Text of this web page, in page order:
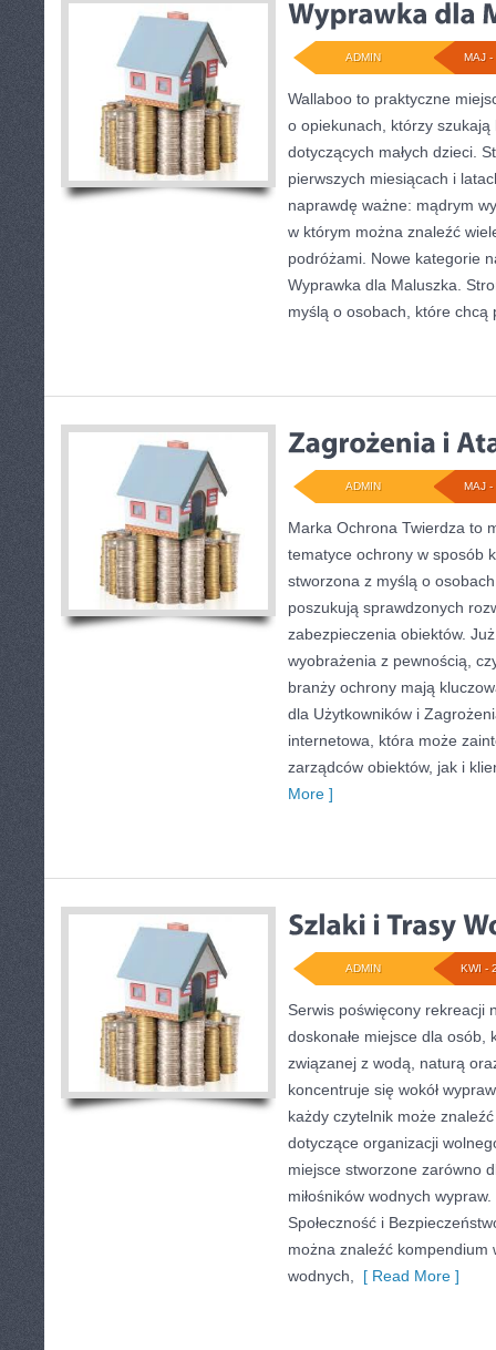
MAJ -
ADMIN
Wallaboo to praktyczne
o opiekunach, którzy
dotyczących małych dzieci.
pierwszych miesiącach i
naprawdę ważne: mądrym
w którym można znaleźć
podróżami. Nowe kategorie
Wyprawka dla Maluszka.
myślą o osobach, które chcą
MAJ -
ADMIN
Marka Ochrona Twierdza to
tematyce ochrony w sposób
stworzona z myślą o
poszukują sprawdzonych
zabezpieczenia obiektów.
wyobrażenia z pewnością,
branży ochrony mają
dla Użytkowników i
internetowa, która może
zarządców obiektów, jak i
More ]
KWI -
ADMIN
Serwis poświęcony rekreacji
doskonałe miejsce dla osób,
związanej z wodą, naturą
koncentruje się wokół
każdy czytelnik może
dotyczące organizacji
miejsce stworzone zarówno
miłośników wodnych
Społeczność i
można znaleźć kompendium
wodnych,
[ Read More ]